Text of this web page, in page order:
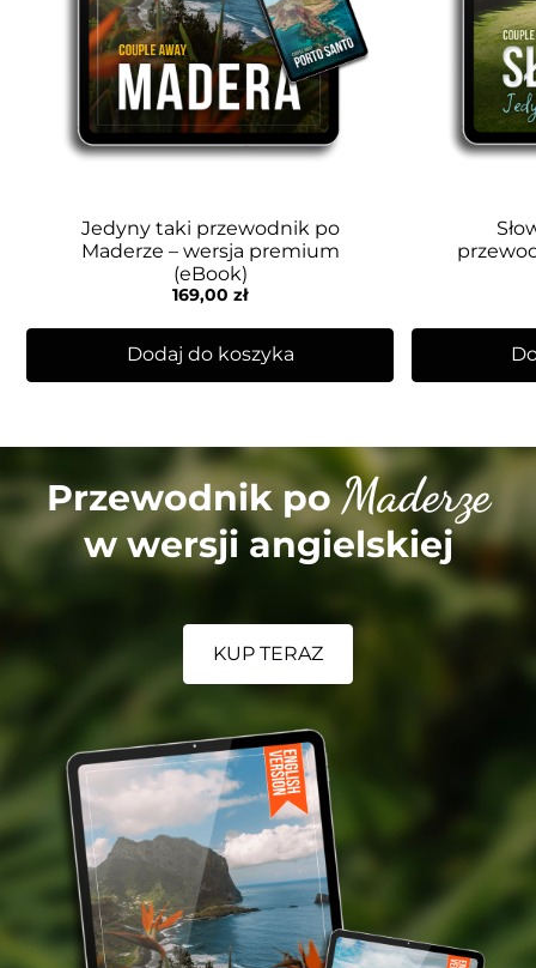
Jedyny taki przewodnik po
Maderze – wersja premium
(eBook)
169,00zł
Dodaj do koszyka
Przewodnik poMaderze
w wersji angielskiej
KUP TERAZ